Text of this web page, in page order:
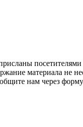
посетителями
материала не
нам через форму